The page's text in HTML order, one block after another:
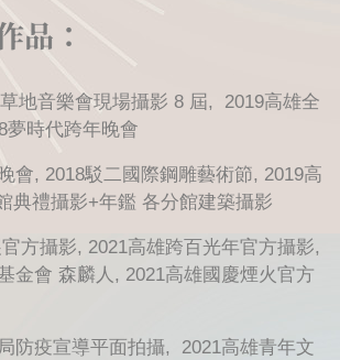
品：
地音樂會現場攝影 8 屆, 2019高雄全
夢時代跨年晚會
會, 2018駁二國際鋼雕藝術節, 2019高
典禮攝影+年鑑 各分館建築攝影
方攝影, 2021高雄跨百光年官方攝影,
金會 森麟人, 2021高雄國慶煙火官方
防疫宣導平面拍攝, 2021高雄青年文